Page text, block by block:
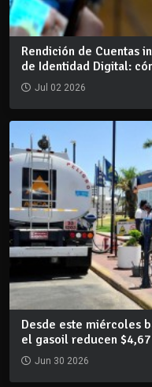
Rendición de Cuentas
de Identidad Digital:
Jul 02 2026
Desde este miércoles
el gasoil reducen
Jun 30 2026